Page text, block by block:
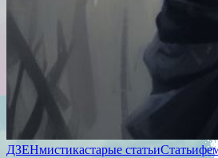
ДЗЕНмистикастарые статьиСтатьи